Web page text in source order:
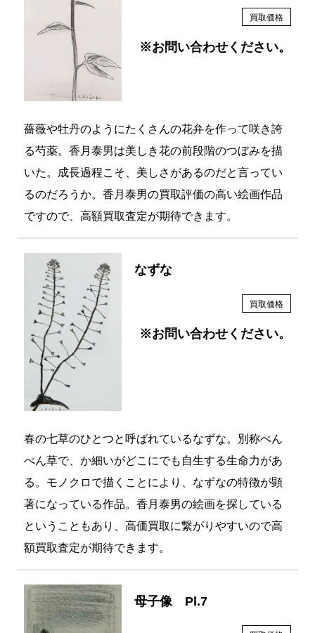
買取価格
※お問い合わせください。
薔薇や牡丹のようにたくさんの花弁を作って咲き誇
る芍薬。香月泰男は美しき花の前段階のつぼみを描
いた。成長過程こそ、美しさがあるのだと言ってい
るのだろうか。香月泰男の買取評価の高い絵画作品
ですので、高額買取査定が期待できます。
なずな
買取価格
※お問い合わせください。
春の七草のひとつと呼ばれているなずな。別称ぺん
ぺん草で、か細いがどこにでも自生する生命力があ
著になっている作品。香月泰男の絵画を探している
ということもあり、高価買取に繋がりやすいので高
額買取査定が期待できます。
母子像 Pl.7
買取価格